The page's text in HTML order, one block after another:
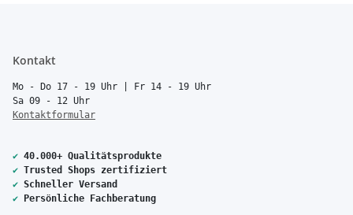
Kontakt
Mo - Do 17 - 19 Uhr | Fr 14 - 19 Uhr
Sa 09 - 12 Uhr
Kontaktformular
✔ 40.000+ Qualitätsprodukte
✔ Trusted Shops zertifiziert
✔ Schneller Versand
✔ Persönliche Fachberatung